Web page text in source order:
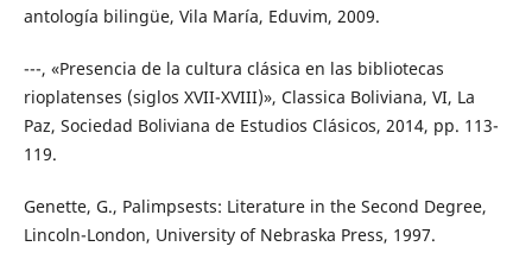
antología bilingüe, Vila María, Eduvim, 2009.
---, «Presencia de la cultura clásica en las bibliotecas
rioplatenses (siglos XVII-XVIII)», Classica Boliviana, VI, La
Paz, Sociedad Boliviana de Estudios Clásicos, 2014, pp. 113-
119.
Genette, G., Palimpsests: Literature in the Second Degree,
Lincoln-London, University of Nebraska Press, 1997.